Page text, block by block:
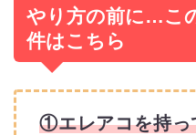
やり方の前に…こ
件はこちら
①エレアコを持っ